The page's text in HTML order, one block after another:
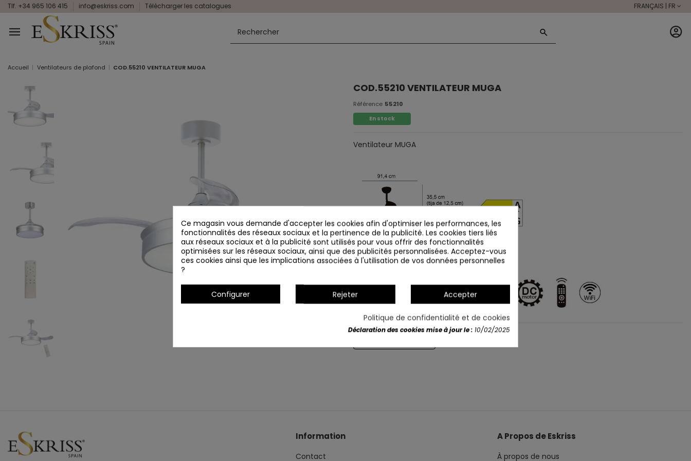
Tlf. +34 965 106 415 info@eskriss.com Télécharger les catalogues FRANÇAIS | FR
Accueil Ventilateurs de plafond COD.55210 VENTILATEUR MUGA
COD.55210 VENTILATEUR MUGA
Référence 55210
En stock
Ventilateur MUGA
Information
Contact
A Propos de Eskriss
À propos de nous
Ce magasin vous demande d'accepter les cookies afin d'optimiser les performances, les
fonctionnalités des réseaux sociaux et la pertinence de la publicité. Les cookies tiers liés
aux réseaux sociaux et à la publicité sont utilisés pour vous offrir des fonctionnalités
optimisées sur les réseaux sociaux, ainsi que des publicités personnalisées. Acceptez-vous
ces cookies ainsi que les implications associées à l'utilisation de vos données personnelles
?
Configurer Rejeter Accepter
Politique de confidentialité et de cookies
Déclaration des cookies mise à jour le : 10/02/2025